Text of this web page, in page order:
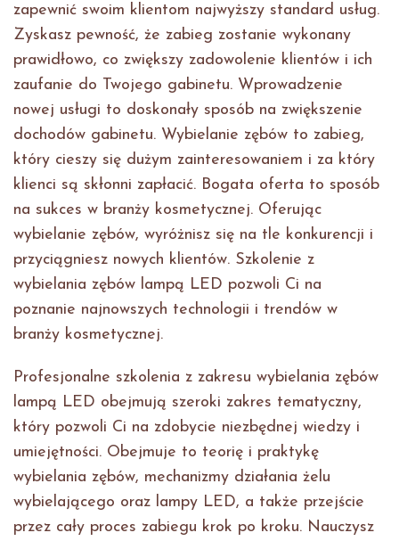
zapewnić swoim klientom najwyższy standard usług.
Zyskasz pewność, że zabieg zostanie wykonany
prawidłowo, co zwiększy zadowolenie klientów i ich
zaufanie do Twojego gabinetu. Wprowadzenie
nowej usługi to doskonały sposób na zwiększenie
dochodów gabinetu. Wybielanie zębów to zabieg,
który cieszy się dużym zainteresowaniem i za który
klienci są skłonni zapłacić. Bogata oferta to sposób
na sukces w branży kosmetycznej. Oferując
wybielanie zębów, wyróżnisz się na tle konkurencji i
przyciągniesz nowych klientów. Szkolenie z
wybielania zębów lampą LED pozwoli Ci na
poznanie najnowszych technologii i trendów w
branży kosmetycznej.
Profesjonalne szkolenia z zakresu wybielania zębów
lampą LED obejmują szeroki zakres tematyczny,
który pozwoli Ci na zdobycie niezbędnej wiedzy i
umiejętności. Obejmuje to teorię i praktykę
wybielania zębów, mechanizmy działania żelu
wybielającego oraz lampy LED, a także przejście
przez cały proces zabiegu krok po kroku. Nauczysz